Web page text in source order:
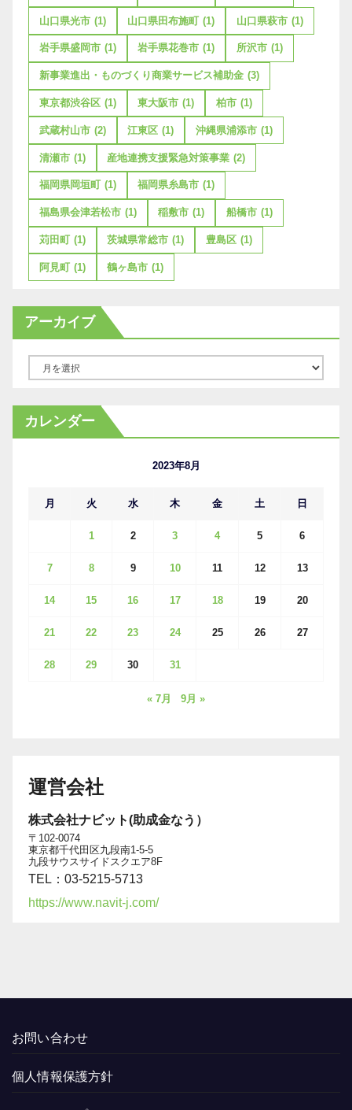
山口県光市 (1) 山口県田布施町 (1) 山口県萩市 (1)
岩手県盛岡市 (1) 岩手県花巻市 (1) 所沢市 (1)
新事業進出・ものづくり商業サービス補助金 (3)
東京都渋谷区 (1) 東大阪市 (1) 柏市 (1)
武蔵村山市 (2) 江東区 (1) 沖縄県浦添市 (1)
清瀬市 (1) 産地連携支援緊急対策事業 (2)
福岡県岡垣町 (1) 福岡県糸島市 (1)
福島県会津若松市 (1) 稲敷市 (1) 船橋市 (1)
苅田町 (1) 茨城県常総市 (1) 豊島区 (1)
阿見町 (1) 鶴ヶ島市 (1)
アーカイブ
カ
イ
カレンダー
2023年8月
月 火 水 木 金 土 日
1 2 3 4 5 6
7 8 9 10 11 12 13
14 15 16 17 18 19 20
21 22 23 24 25 26 27
28 29 30 31
« 7月 9月 »
運営会社
株式会社ナビット(助成金なう）
〒102-0074
東京都千代田区九段南1-5-5
九段サウスサイドスクエア8F
TEL：03-5215-5713
https://www.navit-j.com/
お問い合わせ
個人情報保護方針